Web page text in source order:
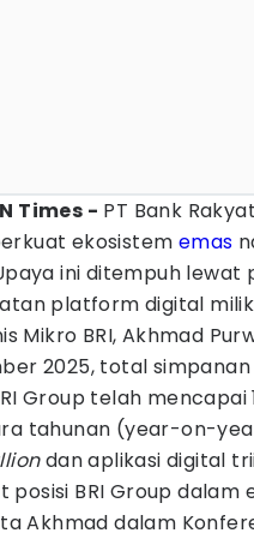
Times - PT Bank
ekosistem emas
ini ditempuh lewat
platform digital milik
Mikro BRI, Akhmad
2025, total
Group telah mencapai
tahunan (year-on-
dan aplikasi digital
posisi BRI Group dalam
Akhmad dalam